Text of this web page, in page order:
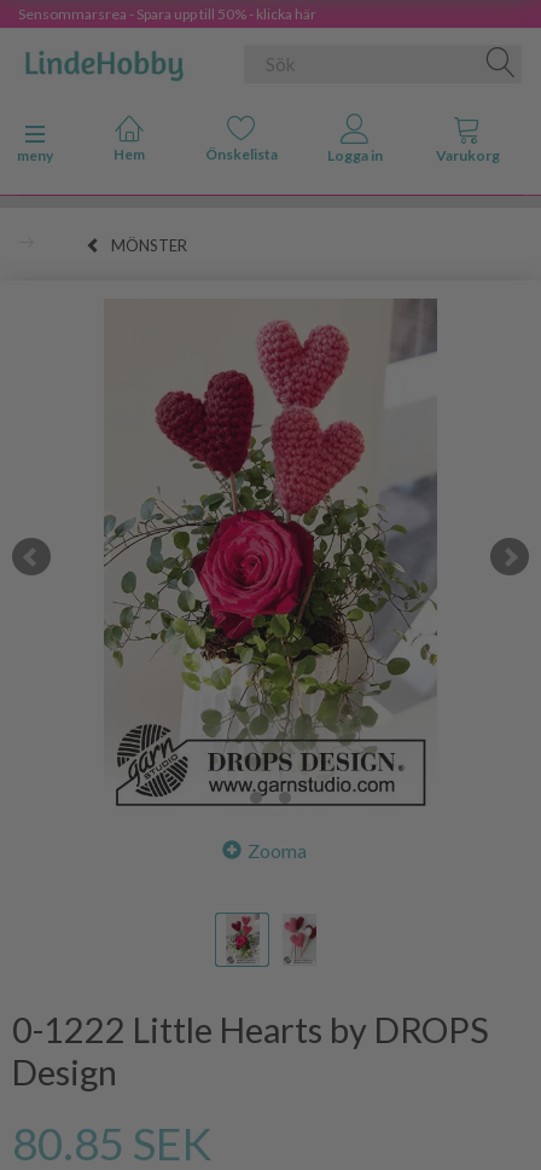
Sensommarsrea - Spara upp till 50% - klicka här
Ändra navigering
meny
MÖNSTER
Zooma
0-1222 Little Hearts by DROPS
Design
80.85 SEK